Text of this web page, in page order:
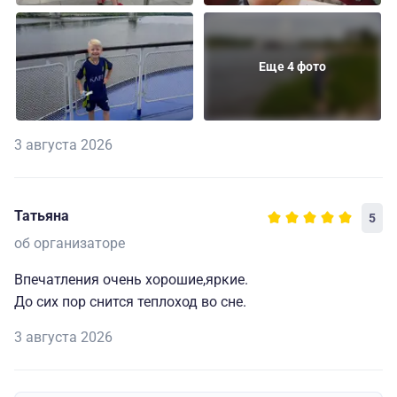
Еще 4 фото
3 августа 2026
Татьяна 5
об организаторе
Впечатления очень хорошие,яркие.
До сих пор снится теплоход во сне.
3 августа 2026